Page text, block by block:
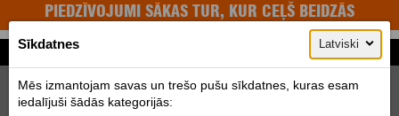
PIEDZĪVOJUMI SĀKAS TUR, KUR CEĻŠ BEIDZĀS
Motomeklēšana
Jauni:
Lietoti:
Ražotājs:
KTM
Sīkdatnes Latviski
Mēs izmantojam savas un trešo pušu sīkdatnes, kuras esam
iedalījuši šādās kategorijās: